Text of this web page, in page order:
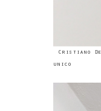
Cristiano
unico